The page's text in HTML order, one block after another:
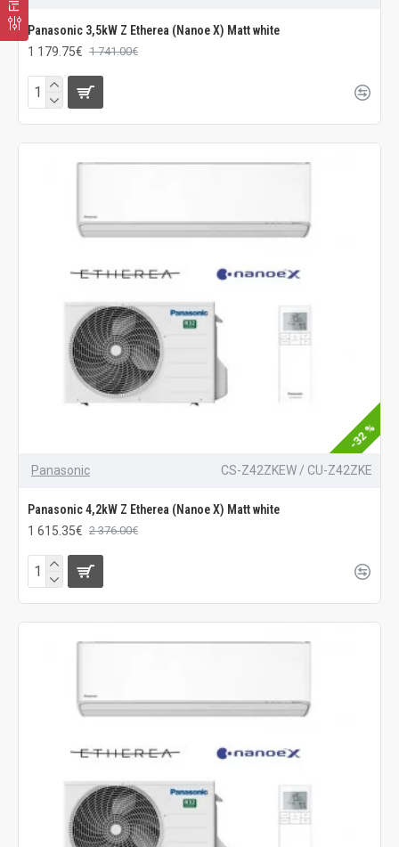
Panasonic 3,5kW Z Etherea (Nanoe X) Matt white
1 179.75€ 1 741.00€
-32 %
Panasonic CS-Z42ZKEW / CU-Z42ZKE
Panasonic 4,2kW Z Etherea (Nanoe X) Matt white
1 615.35€ 2 376.00€